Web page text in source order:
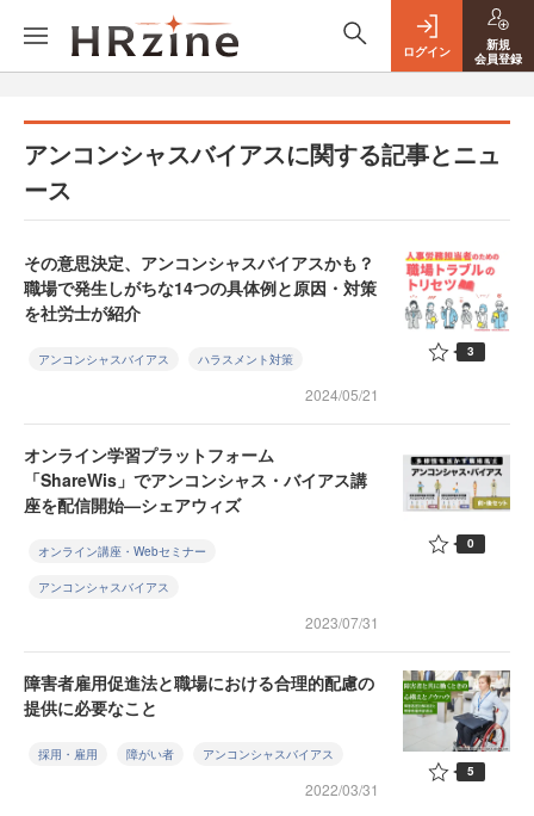
ログイン
新規
会員登録
アンコンシャスバイアスに関する記事とニュ
ース
その意思決定、アンコンシャスバイアスかも？
職場で発生しがちな14つの具体例と原因・対策
を社労士が紹介
アンコンシャスバイアス ハラスメント対策
2024/05/21
3
オンライン学習プラットフォーム
「ShareWis」でアンコンシャス・バイアス講
座を配信開始—シェアウィズ
オンライン講座・Webセミナー
アンコンシャスバイアス
2023/07/31
0
障害者雇用促進法と職場における合理的配慮の
提供に必要なこと
採用・雇用 障がい者 アンコンシャスバイアス
2022/03/31
5